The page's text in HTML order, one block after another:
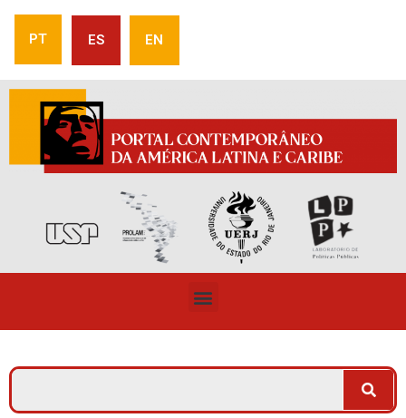
PT ES EN